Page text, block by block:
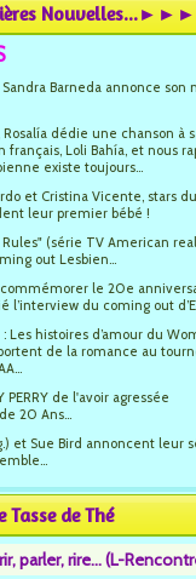
Nouvelles...►►►
Barneda annonce son
dédie une chanson à
Loli Bahía, et nous
existe toujours...
et Cristina Vicente, stars
leur premier bébé !
(série TV American
out Lesbien...
commémorer le 20e
l’interview du coming out
: Les histoires d’amour du
de la romance au
PERRY de l'avoir agressée
20 Ans...
et Sue Bird annoncent leur
Tasse de Thé
parler, rire... (L-